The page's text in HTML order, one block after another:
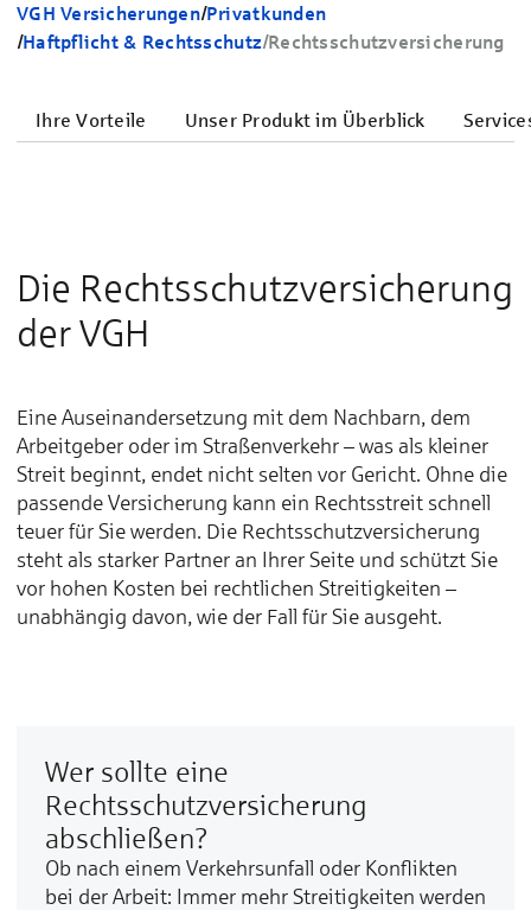
VGH Versicherungen/Privatkunden
/Haftpflicht & Rechtsschutz/Rechtsschutzversicherung
Ihre Vorteile Unser Produkt im Überblick
Die Rechtsschutzversicherung
der VGH
Eine Auseinandersetzung mit dem Nachbarn, dem
Arbeitgeber oder im Straßenverkehr – was als kleiner
Streit beginnt, endet nicht selten vor Gericht. Ohne die
passende Versicherung kann ein Rechtsstreit schnell
teuer für Sie werden. Die Rechtsschutzversicherung
steht als starker Partner an Ihrer Seite und schützt Sie
vor hohen Kosten bei rechtlichen Streitigkeiten –
unabhängig davon, wie der Fall für Sie ausgeht.
Wer sollte eine
Rechtsschutzversicherung
abschließen?
Ob nach einem Verkehrsunfall oder Konflikten
bei der Arbeit: Immer mehr Streitigkeiten werden